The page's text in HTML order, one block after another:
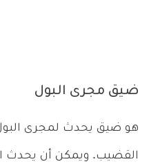
ضيق مجرى البول
هو ضيق يحدث لمجرى
القضيب. ويمكن أن يحدث